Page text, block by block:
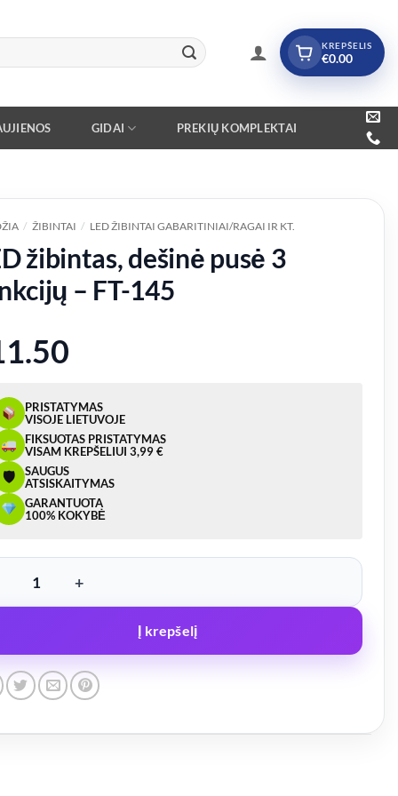
KREPŠELIS
€0.00
GIDAI PREKIŲ KOMPLEKTAI
/ ŽIBINTAI / LED ŽIBINTAI GABARITINIAI/RAGAI IR KT.
žibintas, dešinė pusė 3
– FT-145
PRISTATYMAS
VISOJE LIETUVOJE
FIKSUOTAS PRISTATYMAS
VISAM KREPŠELIUI 3,99 €
🛡
SAUGUS
ATSISKAITYMAS
GARANTUOTA
100% KOKYBĖ
kiekis: LED žibintas, dešinė pusė 3 funkcijų – FT-145
Į krepšelį